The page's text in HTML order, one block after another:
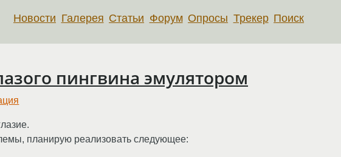
Новости Галерея Статьи Форум Опросы Трекер Поиск
пингвина эмулятором
планирую реализовать следующее: